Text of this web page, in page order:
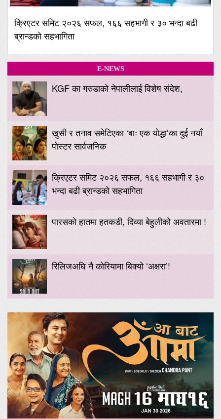
क्रिएटर समिट २०२६ सफल, १६६ सहभागी र ३० भन्दा बढी
ब्रान्डको सहभागिता
E-NEWS
KGF का गरुडाको नेपालीलाई विशेष संदेश,
खुसी र तनाव समेटिएका ‘बाः एक योद्धा’का दुई नयाँ
पोस्टर सार्वजनिक
क्रिएटर समिट २०२६ सफल, १६६ सहभागी र ३०
भन्दा बढी ब्रान्डको सहभागिता
पारसको हातमा हतकडी, दिव्या बेहुलीको अवतारमा !
रिलिजअघि नै कोरियामा बिक्यो ‘अक्षरा’!